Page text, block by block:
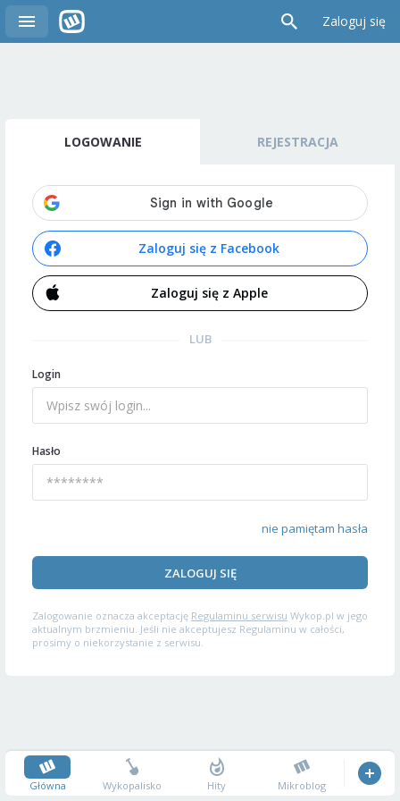
Zaloguj się
LOGOWANIE REJESTRACJA
Zaloguj się z Facebook
Zaloguj się z Apple
LUB
Login
Hasło
nie pamiętam hasła
ZALOGUJ SIĘ
Zalogowanie oznacza akceptację Regulaminu serwisu Wykop.pl w jego
aktualnym brzmieniu. Jeśli nie akceptujesz Regulaminu w całości,
prosimy o niekorzystanie z serwisu.
Główna Wykopalisko Hity Mikroblog